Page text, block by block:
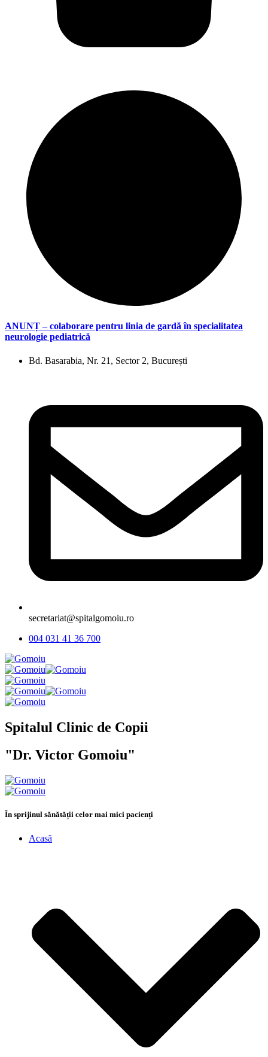
ANUNȚ – colaborare pentru linia de gardă în specialitatea
neurologie pediatrică
Bd. Basarabia, Nr. 21, Sector 2, București
secretariat@spitalgomoiu.ro
004 031 41 36 700
Spitalul Clinic de Copii
"Dr. Victor Gomoiu"
În sprijinul sănătății celor mai mici pacienți
Acasă